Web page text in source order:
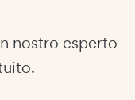
nostro esperto